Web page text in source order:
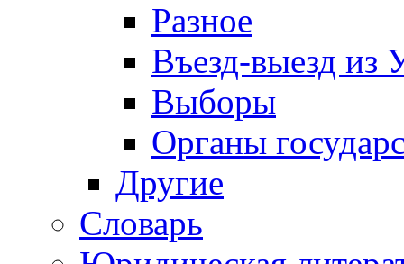
Разное
Въезд-выезд из
Выборы
Органы
Другие
Словарь